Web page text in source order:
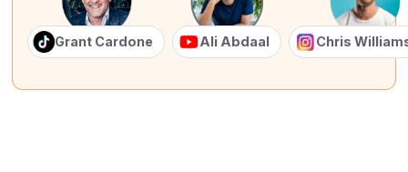
Grant Cardone Ali Abdaal Chris